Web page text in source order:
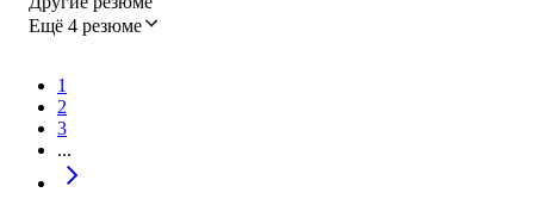
Ещё 4 резюме
1
2
3
...